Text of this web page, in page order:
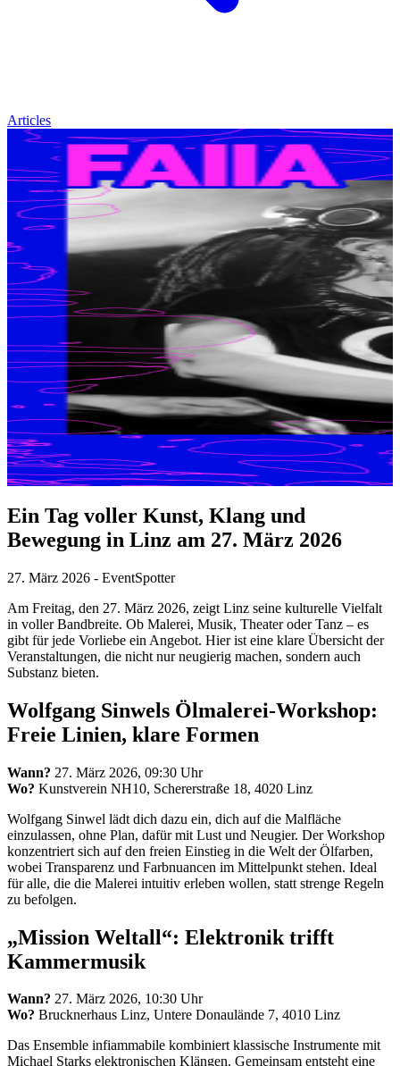
Articles
Ein Tag voller Kunst, Klang und
Bewegung in Linz am 27. März 2026
27. März 2026 - EventSpotter
Am Freitag, den 27. März 2026, zeigt Linz seine kulturelle Vielfalt
in voller Bandbreite. Ob Malerei, Musik, Theater oder Tanz – es
gibt für jede Vorliebe ein Angebot. Hier ist eine klare Übersicht der
Veranstaltungen, die nicht nur neugierig machen, sondern auch
Substanz bieten.
Wolfgang Sinwels Ölmalerei-Workshop:
Freie Linien, klare Formen
Wann? 27. März 2026, 09:30 Uhr
Wo? Kunstverein NH10, Schererstraße 18, 4020 Linz
Wolfgang Sinwel lädt dich dazu ein, dich auf die Malfläche
einzulassen, ohne Plan, dafür mit Lust und Neugier. Der Workshop
konzentriert sich auf den freien Einstieg in die Welt der Ölfarben,
wobei Transparenz und Farbnuancen im Mittelpunkt stehen. Ideal
für alle, die die Malerei intuitiv erleben wollen, statt strenge Regeln
zu befolgen.
„Mission Weltall“: Elektronik trifft
Kammermusik
Wann? 27. März 2026, 10:30 Uhr
Wo? Brucknerhaus Linz, Untere Donaulände 7, 4010 Linz
Das Ensemble infiammabile kombiniert klassische Instrumente mit
Michael Starks elektronischen Klängen. Gemeinsam entsteht eine